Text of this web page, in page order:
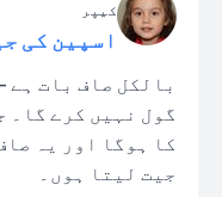
کیپر
اسپین کی
بالکل صاف بات ہے
گول نہیں کرے گا۔
کا ہوگا اور یہ
جیت لیتا ہوں۔